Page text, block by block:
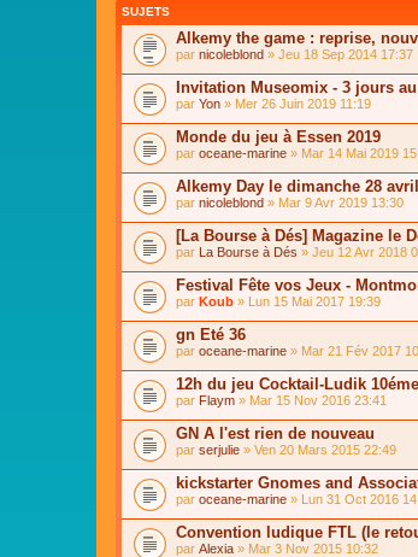
SUJETS
Alkemy the game : reprise,
par nicoleblond » Jeu 18 Sep 2014 17:37
Invitation Museomix - 3 jours
par Yon » Mer 26 Juin 2019 11:19
Monde du jeu à Essen 2019
par oceane-marine » Mar 14 Mai 2019
Alkemy Day le dimanche 28 avril
par nicoleblond » Mar 9 Avr 2019 13:30
[La Bourse à Dés] Magazine le
par La Bourse à Dés » Jeu 12 Avr 2018
Festival Fête vos Jeux -
par Koub » Lun 15 Mai 2017 19:39
gn Eté 36
par oceane-marine » Mar 21 Fév 2017
12h du jeu Cocktail-Ludik
par Flaym » Mar 15 Nov 2016 23:41
GN A l'est rien de nouveau
par serjulie » Ven 20 Mars 2015 22:49
kickstarter Gnomes and
par oceane-marine » Lun 31 Oct 2016
Convention ludique FTL (le
par Alexia » Mar 3 Nov 2015 10:32